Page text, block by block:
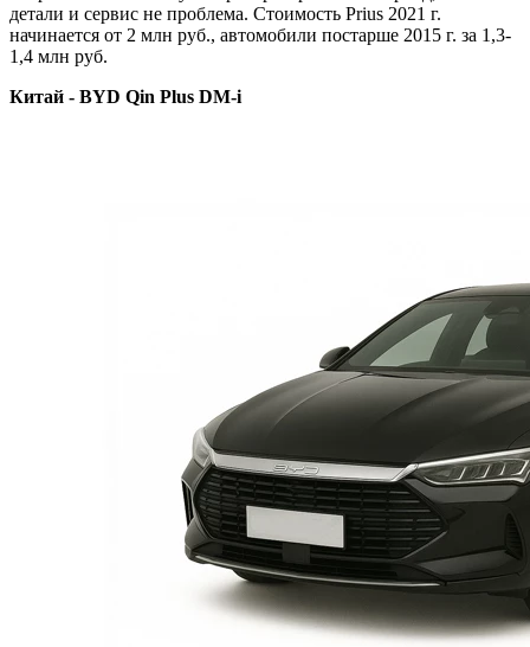
детали и сервис не проблема. Стоимость Prius 2021 г.
начинается от 2 млн руб., автомобили постарше 2015 г. за 1,3-
1,4 млн руб.
Китай - BYD Qin Plus DM-i